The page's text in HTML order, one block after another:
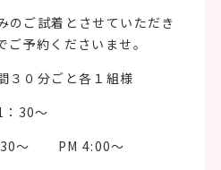
のご試着とさせていただき
予約くださいませ。
３０分ごと各１組様
：30～
30～ PM 4:00～